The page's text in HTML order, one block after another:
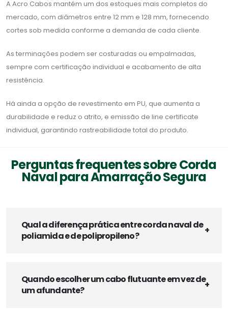
A Acro Cabos mantém um dos estoques mais completos do
mercado, com diâmetros entre 12 mm e 128 mm, fornecendo
cortes sob medida conforme a demanda de cada cliente.
As terminações podem ser costuradas ou empalmadas,
sempre com certificação individual e acabamento de alta
resistência.
Há ainda a opção de revestimento em PU, que aumenta a
durabilidade e reduz o atrito, e emissão de line certificate
individual, garantindo rastreabilidade total do produto.
Perguntas frequentes sobre Corda
Naval para Amarração Segura
Qual a diferença prática entre corda naval de
poliamida e de polipropileno?
Quando escolher um cabo flutuante em vez de
um afundante?